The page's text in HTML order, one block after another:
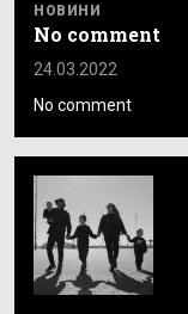
НОВИНИ
No comment
24.03.2022
No comment